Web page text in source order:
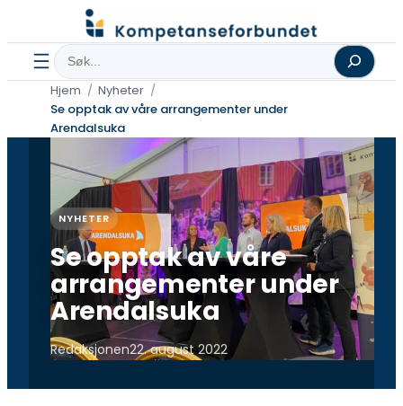
til
innhold Søk
Hjem
Nyheter
Se opptak av våre arrangementer under
Arendalsuka
NYHETER
Se opptak av våre
arrangementer under
Arendalsuka
Redaksjonen22. august 2022